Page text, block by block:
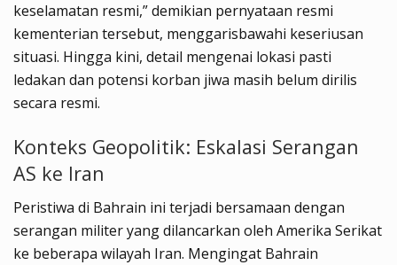
keselamatan resmi,” demikian pernyataan resmi
kementerian tersebut, menggarisbawahi keseriusan
situasi. Hingga kini, detail mengenai lokasi pasti
ledakan dan potensi korban jiwa masih belum dirilis
secara resmi.
Konteks Geopolitik: Eskalasi Serangan
AS ke Iran
Peristiwa di Bahrain ini terjadi bersamaan dengan
serangan militer yang dilancarkan oleh Amerika Serikat
ke beberapa wilayah Iran. Mengingat Bahrain